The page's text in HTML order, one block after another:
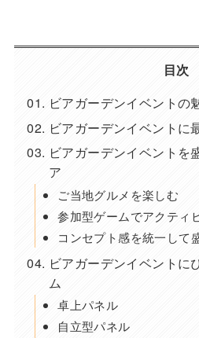
目次
ビアガーデンイベントの
ビアガーデンイベントに
ビアガーデンイベントを
ア
ご当地グルメを楽しむ
参加型ゲームでアクティ
コンセプト感を統一して
ビアガーデンイベントに
ム
卓上パネル
自立型パネル